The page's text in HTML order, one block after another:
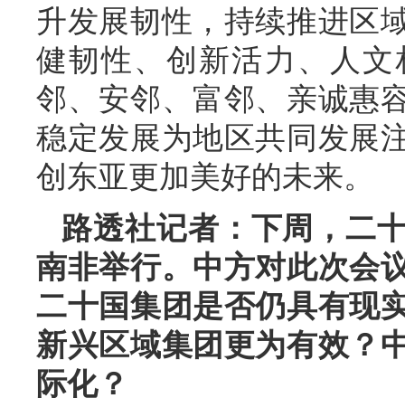
升发展韧性，持续推进区
健韧性、创新活力、人
邻、安邻、富邻、亲诚惠
稳定发展为地区共同发展
创东亚更加美好的未来。
路透社记者：下周，二
南非举行。中方对此次会
二十国集团是否仍具有现
新兴区域集团更为有效？
际化？